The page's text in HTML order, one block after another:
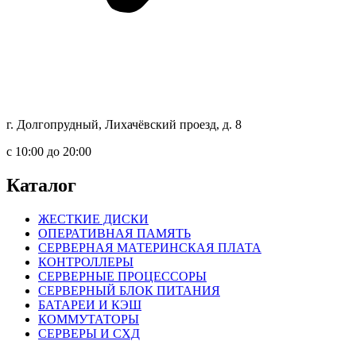
г. Долгопрудный, Лихачёвский проезд, д. 8
c 10:00 до 20:00
Каталог
ЖЕСТКИЕ ДИСКИ
ОПЕРАТИВНАЯ ПАМЯТЬ
СЕРВЕРНАЯ МАТЕРИНСКАЯ ПЛАТА
КОНТРОЛЛЕРЫ
СЕРВЕРНЫЕ ПРОЦЕССОРЫ
СЕРВЕРНЫЙ БЛОК ПИТАНИЯ
БАТАРЕИ И КЭШ
КОММУТАТОРЫ
СЕРВЕРЫ И СХД